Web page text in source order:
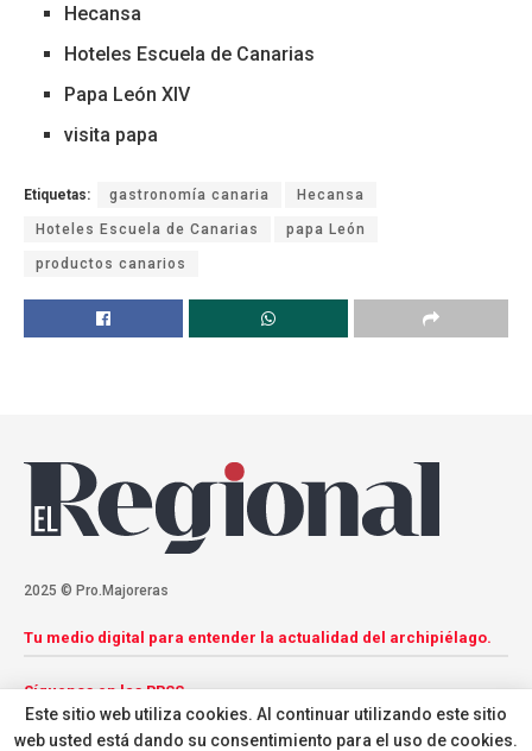
Hecansa
Hoteles Escuela de Canarias
Papa León XIV
visita papa
Etiquetas: gastronomía canaria Hecansa
Hoteles Escuela de Canarias papa León
productos canarios
2025 © Pro.Majoreras
Tu medio digital para entender la actualidad del archipiélago.
Síguenos en las RRSS
Este sitio web utiliza cookies. Al continuar utilizando este sitio
web usted está dando su consentimiento para el uso de cookies.